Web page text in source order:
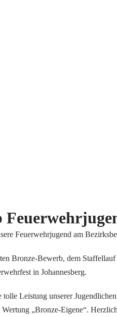
Feuerwehrjugend am
Bronze-Bewerb, dem
in Johannesberg.
Leistung unserer
„Bronze-Eigene“.